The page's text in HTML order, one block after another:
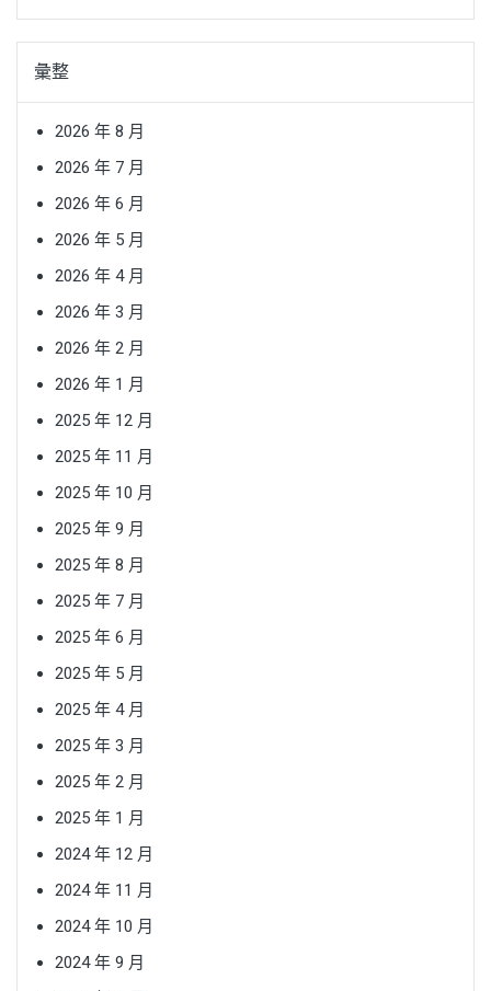
彙整
2026 年 8 月
2026 年 7 月
2026 年 6 月
2026 年 5 月
2026 年 4 月
2026 年 3 月
2026 年 2 月
2026 年 1 月
2025 年 12 月
2025 年 11 月
2025 年 10 月
2025 年 9 月
2025 年 8 月
2025 年 7 月
2025 年 6 月
2025 年 5 月
2025 年 4 月
2025 年 3 月
2025 年 2 月
2025 年 1 月
2024 年 12 月
2024 年 11 月
2024 年 10 月
2024 年 9 月